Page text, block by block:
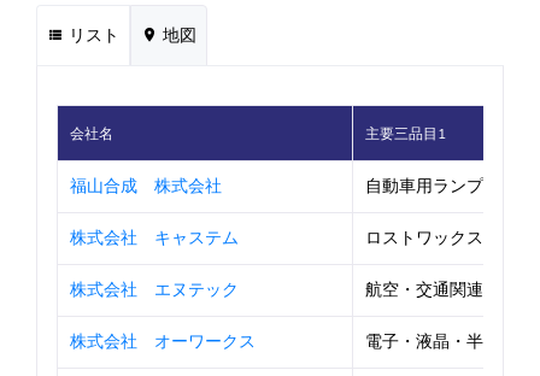
リスト 地図
会社名 主要三品目1
福山合成 株式会社 自動車用ランプ部品
株式会社 キャステム ロストワックス精密
株式会社 エヌテック 航空・交通関連機械部
株式会社 オーワークス 電子・液晶・半導体